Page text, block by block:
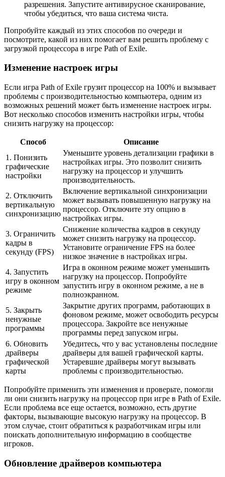
разрешения. Запустите антивирусное сканирование,
чтобы убедиться, что ваша система чиста.
Попробуйте каждый из этих способов по очереди и
посмотрите, какой из них помогает вам решить проблему с
загрузкой процессора в игре Path of Exile.
Изменение настроек игры
Если игра Path of Exile грузит процессор на 100% и вызывает
проблемы с производительностью компьютера, одним из
возможных решений может быть изменение настроек игры.
Вот несколько способов изменить настройки игры, чтобы
снизить нагрузку на процессор:
Способ
Описание
1. Понизить
графические
настройки
Уменьшите уровень детализации графики в
настройках игры. Это позволит снизить
нагрузку на процессор и улучшить
производительность.
2. Отключить
вертикальную
синхронизацию
Включение вертикальной синхронизации
может вызывать повышенную нагрузку на
процессор. Отключите эту опцию в
настройках игры.
3. Ограничить
кадры в
секунду (FPS)
Снижение количества кадров в секунду
может снизить нагрузку на процессор.
Установите ограничение FPS на более
низкое значение в настройках игры.
4. Запустить
игру в оконном
режиме
Игра в оконном режиме может уменьшить
нагрузку на процессор. Попробуйте
запустить игру в оконном режиме, а не в
полноэкранном.
5. Закрыть
ненужные
программы
Закрытие других программ, работающих в
фоновом режиме, может освободить ресурсы
процессора. Закройте все ненужные
программы перед запуском игры.
6. Обновить
драйверы
графической
карты
Убедитесь, что у вас установлены последние
драйверы для вашей графической карты.
Устаревшие драйверы могут вызывать
проблемы с производительностью.
Попробуйте применить эти изменения и проверьте, помогли
ли они снизить нагрузку на процессор при игре в Path of Exile.
Если проблема все еще остается, возможно, есть другие
факторы, вызывающие высокую нагрузку на процессор. В
этом случае, стоит обратиться к разработчикам игры или
поискать дополнительную информацию в сообществе
игроков.
Обновление драйверов компьютера